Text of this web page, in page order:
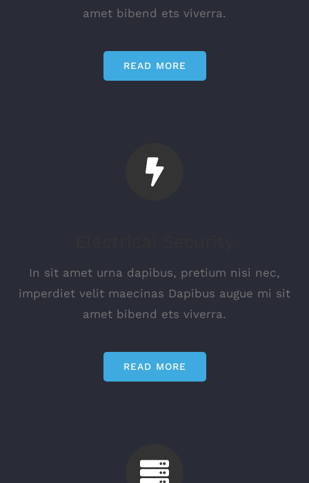
amet bibend ets viverra.
READ MORE
In sit amet urna dapibus, pretium nisi nec,
imperdiet velit maecinas Dapibus augue mi sit
amet bibend ets viverra.
READ MORE